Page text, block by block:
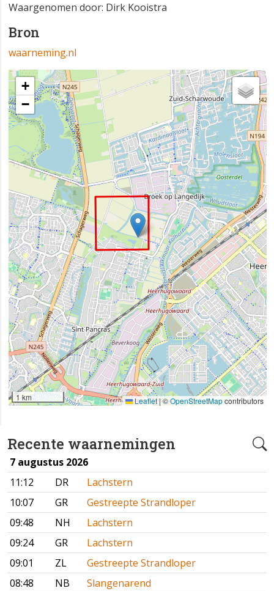
Recente waarnemingen
7 augustus 2026
11:12
DR
Lachstern
10:07
GR
Gestreepte Strandloper
09:48
NH
Lachstern
09:24
GR
Lachstern
09:01
ZL
Gestreepte Strandloper
08:48
NB
Slangenarend
Waargenomen door: Dirk Kooistra
Bron
waarneming.nl
+
−
1 km Leaflet|©OpenStreetMapcontributors